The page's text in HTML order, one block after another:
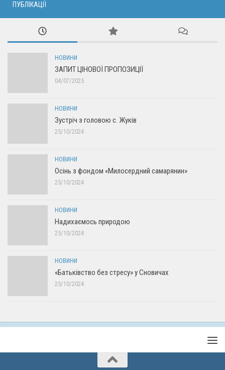
ПУБЛІКАЦІЇ
НОВИНИ
ЗАПИТ ЦІНОВОЇ ПРОПОЗИЦІЇ
04/07/2025
НОВИНИ
Зустріч з головою с. Жуків
25/10/2024
НОВИНИ
Осінь з фондом «Милосердний самарянин»
25/10/2024
НОВИНИ
Надихаємось природою
25/10/2024
НОВИНИ
«Батьківство без стресу» у Сновичах
25/10/2024